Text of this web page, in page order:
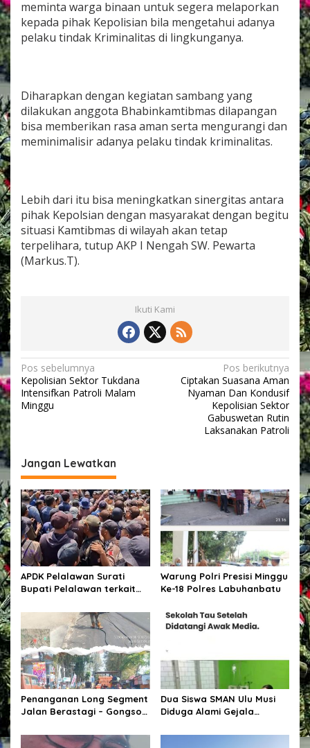
s
D
i
y
a
h
y
meminta warga binaan untuk segera melaporkan
kepada pihak Kepolisian bila mengetahui adanya
pelaku tindak Kriminalitas di lingkunganya.
Diharapkan dengan kegiatan sambang yang
dilakukan anggota Bhabinkamtibmas dilapangan
bisa memberikan rasa aman serta mengurangi dan
meminimalisir adanya pelaku tindak kriminalitas.
Lebih dari itu bisa meningkatkan sinergitas antara
pihak Kepolsian dengan masyarakat dengan begitu
situasi Kamtibmas di wilayah akan tetap
terpelihara, tutup AKP I Nengah SW. Pewarta
(Markus.T).
Ikuti Kami
N
a
v
a
s
i
p
o
s
Pos sebelumnya
Kepolisian Sektor Tukdana
Intensifkan Patroli Malam
Minggu
Pos berikutnya
Ciptakan Suasana Aman
Nyaman Dan Kondusif
Kepolisian Sektor
Gabuswetan Rutin
Laksanakan Patroli
Jangan Lewatkan
APDK Pelalawan Surati
Bupati Pelalawan terkait
permasalahan PT
THIP,Jamal: Kita siap
adakan demonstrasi di
Kantor Bupati Pelalawan
Warung Polri Presisi Minggu
Ke-18 Polres Labuhanbatu
Penanganan Long Segment
Jalan Berastagi – Gongsol,
Karo Tingkatkan
Dua Siswa SMAN Ulu Musi
Diduga Alami Gejala
Makanan Bergizi Gratis